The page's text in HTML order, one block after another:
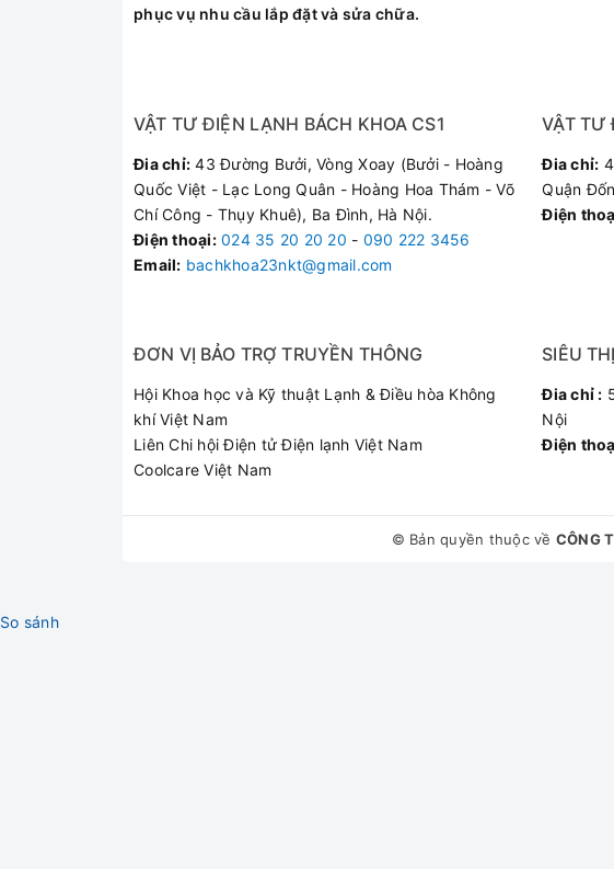
phục vụ nhu cầu lắp đặt và sửa chữa.
VẬT TƯ ĐIỆN LẠNH BÁCH KHOA CS1
Đia chỉ: 43 Đường Bưởi, Vòng Xoay (Bưởi - Hoàng
Quốc Việt - Lạc Long Quân - Hoàng Hoa Thám - Võ
Chí Công - Thụy Khuê), Ba Đình, Hà Nội.
Điện thoại: 024 35 20 20 20 - 090 222 3456
Email: bachkhoa23nkt@gmail.com
VẬT TƯ
Đia chỉ:
Quận
Điện
ĐƠN VỊ BẢO TRỢ TRUYỀN THÔNG
Hội Khoa học và Kỹ thuật Lạnh & Điều hòa Không
khí Việt Nam
Liên Chi hội Điện tử Điện lạnh Việt Nam
Coolcare Việt Nam
SIÊU
Đia chỉ :
Nội
Điện
© Bản quyền thuộc về CÔNG
So sánh